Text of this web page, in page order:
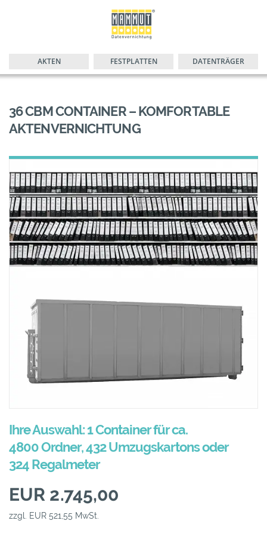
AKTEN FESTPLATTEN DATENTRÄGER
36 CBM CONTAINER – KOMFORTABLE
AKTENVERNICHTUNG
Ihre Auswahl: 1 Container für ca.
4800 Ordner, 432 Umzugskartons oder
324 Regalmeter
EUR 2.745,00
zzgl. EUR 521,55 MwSt.